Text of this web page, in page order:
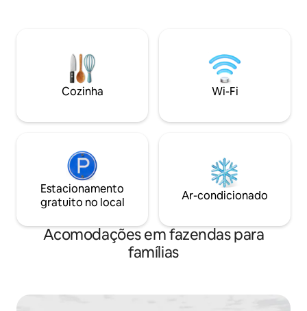
jantar acolhedora com mesa rústica de
com biblioteca, jogos e instrumentos
convida você para se divertir e relaxar.
reservas apenas para adultos.
necessários, uma
estar com lareira
decks na casa e à
elevadores para
Cozinha Wi-Fi
Estacionamento
gratuito no local
Ar-condicionado
Acomodações em fazendas para
famílias